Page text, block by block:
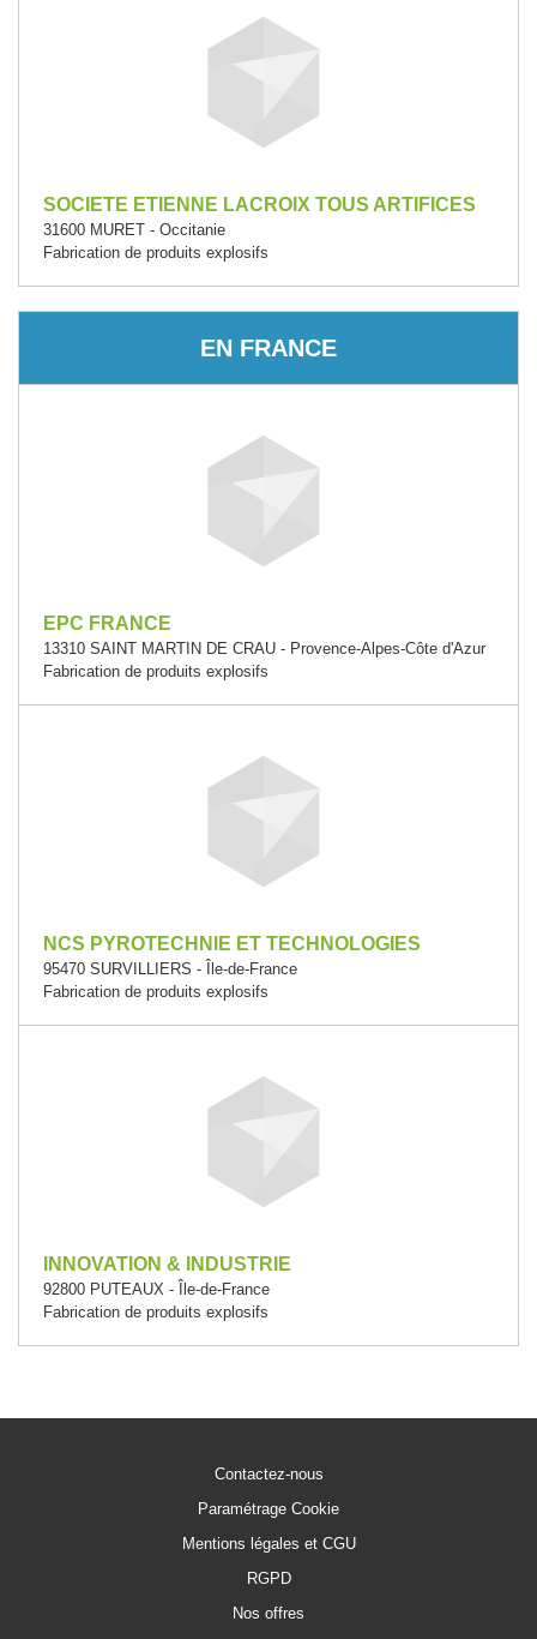
SOCIETE ETIENNE LACROIX TOUS ARTIFICES
31600 MURET - Occitanie
Fabrication de produits explosifs
EN FRANCE
EPC FRANCE
13310 SAINT MARTIN DE CRAU - Provence-Alpes-Côte d'Azur
Fabrication de produits explosifs
NCS PYROTECHNIE ET TECHNOLOGIES
95470 SURVILLIERS - Île-de-France
Fabrication de produits explosifs
INNOVATION & INDUSTRIE
92800 PUTEAUX - Île-de-France
Fabrication de produits explosifs
Contactez-nous
Paramétrage Cookie
Mentions légales et CGU
RGPD
Nos offres